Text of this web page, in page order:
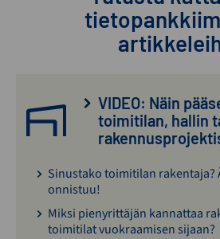
VIDEO: Näin
toimitilan, hallin
Sinustako toimitilan rakentaja?
onnistuu!
Miksi pienyrittäjän kannattaa
toimitilat vuokraamisen sijaan?